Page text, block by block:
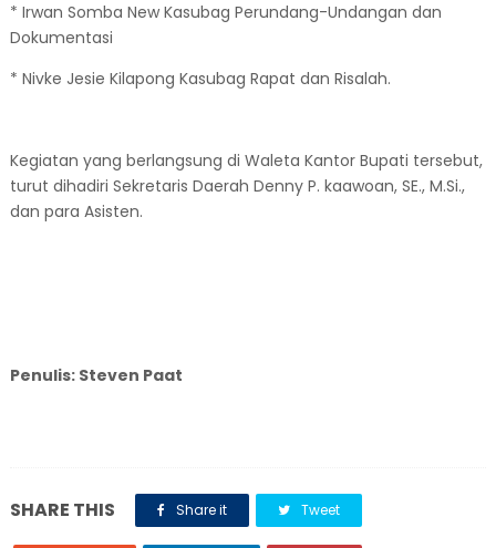
* Irwan Somba New Kasubag Perundang-Undangan dan
Dokumentasi
* Nivke Jesie Kilapong Kasubag Rapat dan Risalah.
Kegiatan yang berlangsung di Waleta Kantor Bupati tersebut,
turut dihadiri Sekretaris Daerah Denny P. kaawoan, SE., M.Si.,
dan para Asisten.
Penulis: Steven Paat
SHARE THIS Share it Tweet